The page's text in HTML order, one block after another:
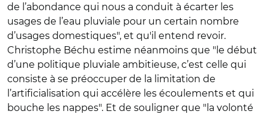
de l’abondance qui nous a conduit à écarter les
usages de l’eau pluviale pour un certain nombre
d’usages domestiques", et qu'il entend revoir.
Christophe Béchu estime néanmoins que "le début
d’une politique pluviale ambitieuse, c’est celle qui
consiste à se préoccuper de la limitation de
l’artificialisation qui accélère les écoulements et qui
bouche les nappes". Et de souligner que "la volonté